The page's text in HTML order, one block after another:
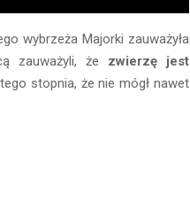
wybrzeża Majorki zauważyła
zauważyli, że zwierzę jest
stopnia, że nie mógł nawet